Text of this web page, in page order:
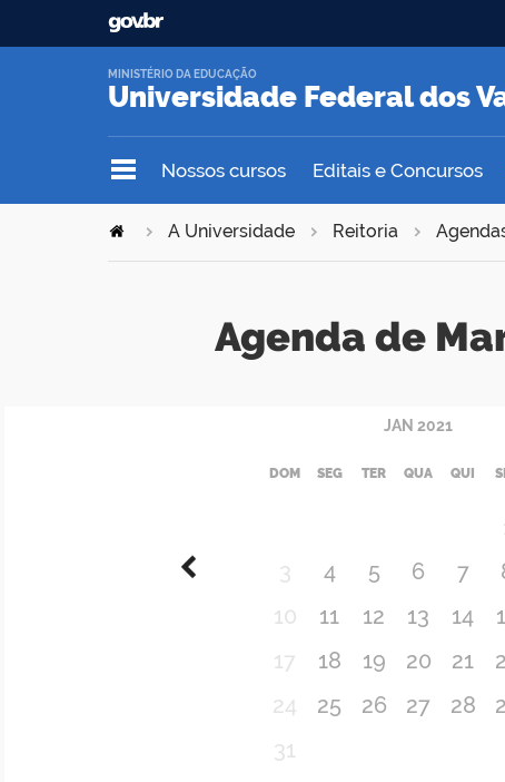
Universidade Federal dos
MINISTÉRIO DA EDUCAÇÃO
Nossos cursos Editais e Concursos
A Universidade Reitoria
Agenda de
JAN 2021
DOM SEG TER QUA QUI
3
4 5 6 7
10
11 12 13 14
17
18 19 20 21
24
25 26 27 28
31